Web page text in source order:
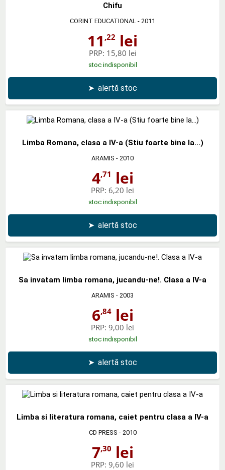
Chifu
CORINT EDUCATIONAL - 2011
11 ,22 lei
PRP: 15,80 lei
stoc indisponibil
➤ alertă stoc
Limba Romana, clasa a IV-a (Stiu foarte bine la...)
ARAMIS - 2010
4,71 lei
PRP: 6,20 lei
stoc indisponibil
➤ alertă stoc
Sa invatam limba romana, jucandu-ne!. Clasa a IV-a
ARAMIS - 2003
6,84lei
PRP: 9,00 lei
stoc indisponibil
➤ alertă stoc
Limba si literatura romana, caiet pentru clasa a IV-a
CD PRESS - 2010
7,30 lei
PRP: 9,60 lei